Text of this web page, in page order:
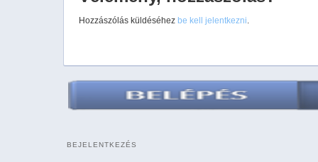
Hozzászólás küldéséhez be kell jelentkezni.
BEJELENTKEZÉS